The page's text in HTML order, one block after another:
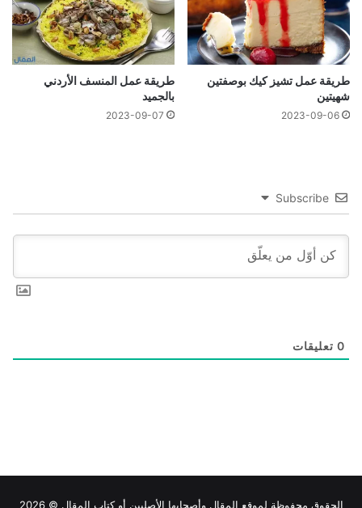
طريقة عمل تشيز كيك بوصفتين
شهيتين
2023-09-06
طريقة عمل المنسف الأردني
بالجميد
2023-09-07
Subscribe
0 تعليقات
الحقوق محفوظة لموقع المقال وأصحابها الأصليين أو كتاب المقال © 2026